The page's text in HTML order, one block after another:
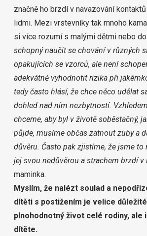
značně ho brzdí v navazování
lidmi. Mezi vrstevníky tak mnoho
si více rozumí s malými dětmi nebo
schopný naučit se chování v různých
opakujících se vzorců, ale není
adekvátně vyhodnotit rizika při
tedy často hlásí, že chce něco udělat
dohled nad ním nezbytností.
chceme, aby byl v životě soběstačný,
půjde, musíme občas zatnout zuby a
důvěru. Často pak zjistíme, že jsme to
jej svou nedůvěrou a strachem brzdí v
maminka.
Myslím, že nalézt soulad a
dítěti s postižením je velice
plnohodnotný život celé rodiny, ale
dítěte.